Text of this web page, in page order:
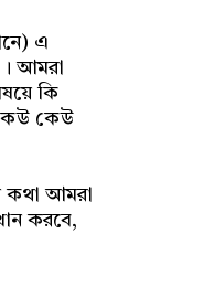
এ
আমরা
কি
কেউ কেউ
কথা আমরা
করবে,